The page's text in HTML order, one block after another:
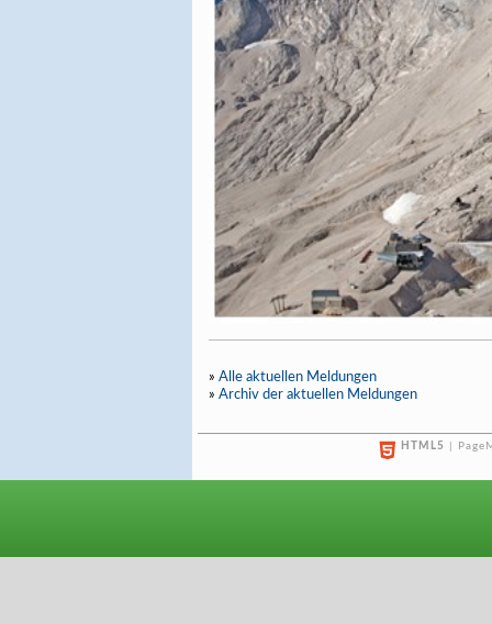
» Alle aktuellen Meldungen
» Archiv der aktuellen Meldungen
HTML5 |